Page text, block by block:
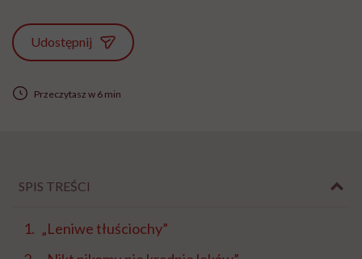
Udostępnij
Przeczytasz w 6 min
SPIS TREŚCI
„Leniwe tłuściochy”